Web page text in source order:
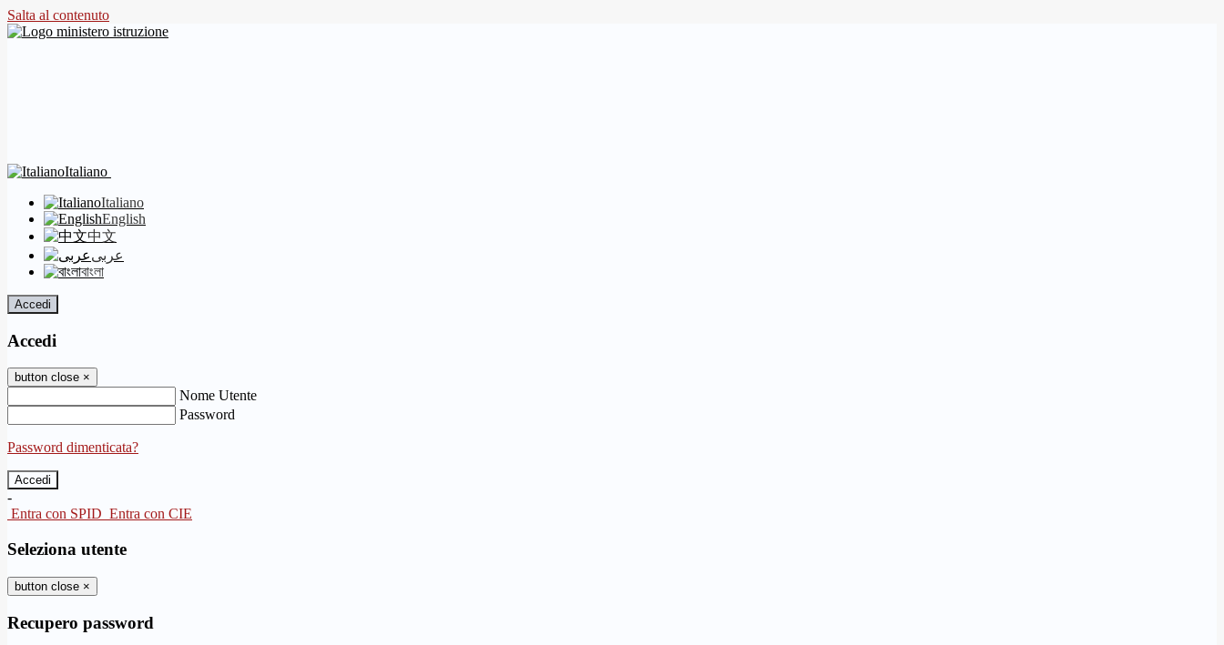
Salta al contenuto
Italiano
Italiano
English
中文
عربى
বাংলা
Accedi
Accedi
button close ×
Nome Utente
Password
Password dimenticata?
-
Entra con SPID Entra con CIE
Seleziona utente
button close ×
Recupero password